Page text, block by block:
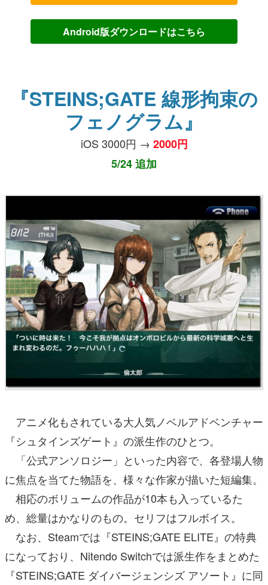
Android版ダウンロードはこちら
『STEINS;GATE 線形拘束の
フェノグラム』
iOS 3000円 → 2000円
5/24 追加
アニメ化もされている大人気ノベルアドベンチャー
『シュタインズゲート』の派生作のひとつ。
「公式アンソロジー」といった内容で、各登場人物
に焦点を当てた物語を、様々な作家が描いた短編集。
相応のボリュームの作品が10本も入っているた
め、総量はかなりのもの。セリフはフルボイス。
なお、Steamでは『STEINS;GATE ELITE』の特典
になっており、Nitendo Switchでは派生作をまとめた
『STEINS;GATE ダイバージェンシズ アソート』に同